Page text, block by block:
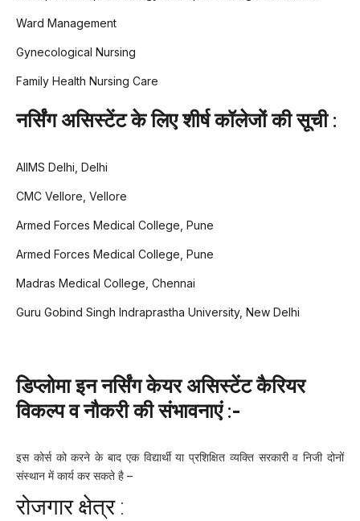
Ward Management
Gynecological Nursing
Family Health Nursing Care
नर्सिंग असिस्टेंट के लिए शीर्ष कॉलेजों की सूची :
AIIMS Delhi, Delhi
CMC Vellore, Vellore
Armed Forces Medical College, Pune
Armed Forces Medical College, Pune
Madras Medical College, Chennai
Guru Gobind Singh Indraprastha University, New Delhi
डिप्लोमा इन नर्सिंग केयर असिस्टेंट कैरियर
विकल्प व नौकरी की संभावनाएं :-
इस कोर्स को करने के बाद एक विद्यार्थी या प्रशिक्षित व्यक्ति सरकारी व निजी दोनों
संस्थान में कार्य कर सकते है –
रोजगार क्षेत्र :